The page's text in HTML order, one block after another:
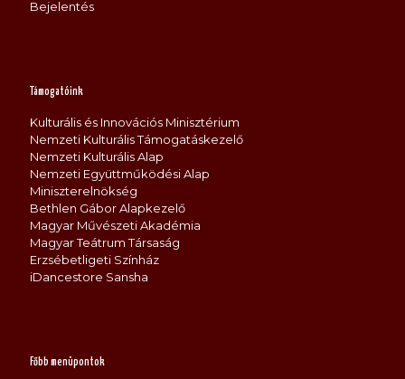
Bejelentés
Támogatóink
Kulturális és Innovációs Minisztérium
Nemzeti Kulturális Támogatáskezelő
Nemzeti Kulturális Alap
Nemzeti Együttműködési Alap
Miniszterelnökség
Bethlen Gábor Alapkezelő
Magyar Művészeti Akadémia
Magyar Teátrum Társaság
Erzsébetligeti Színház
iDancestore Sansha
Főbb menüpontok